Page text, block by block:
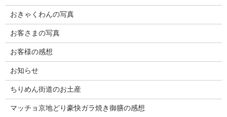
おきゃくわんの写真
お客さまの写真
お客様の感想
お知らせ
ちりめん街道のお土産
マッチョ京地どり豪快ガラ焼き御膳の感想